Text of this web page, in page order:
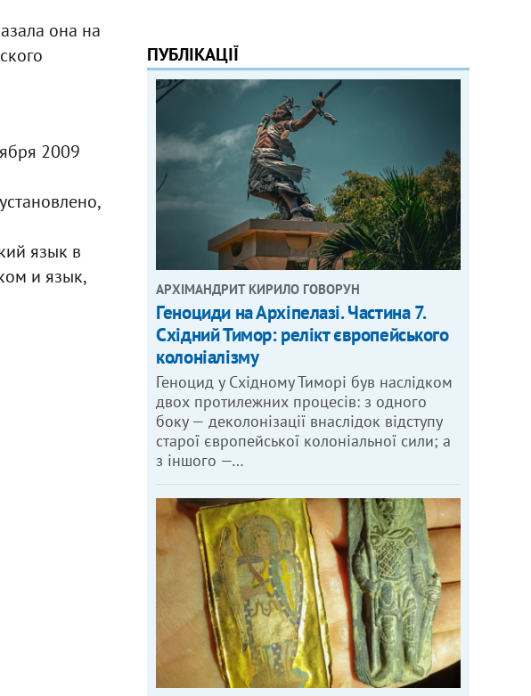
она на
2009
язык в
и язык,
ПУБЛІКАЦІЇ
АРХІМАНДРИТ КИРИЛО ГОВОРУН
Геноциди на Архіпелазі. Частина 7.
Східний Тимор: релікт європейського
колоніалізму
Геноцид у Східному Тиморі був наслідком
двох протилежних процесів: з одного
боку — деколонізації внаслідок відступу
старої європейської колоніальної сили; а
з іншого —…